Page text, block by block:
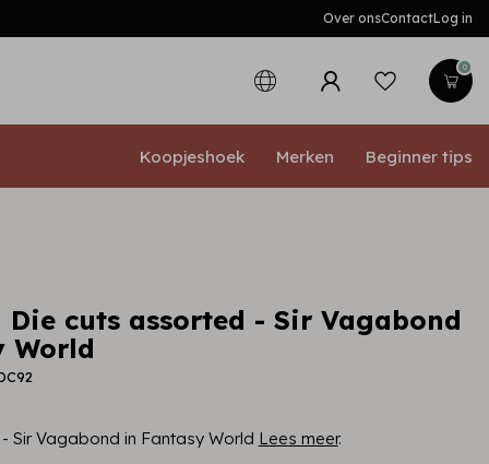
Over onsContactLog in
0
Koopjeshoek Merken Beginner tips
cuts assorted - Sir Vagabond
World
Sir Vagabond in Fantasy World Lees meer.